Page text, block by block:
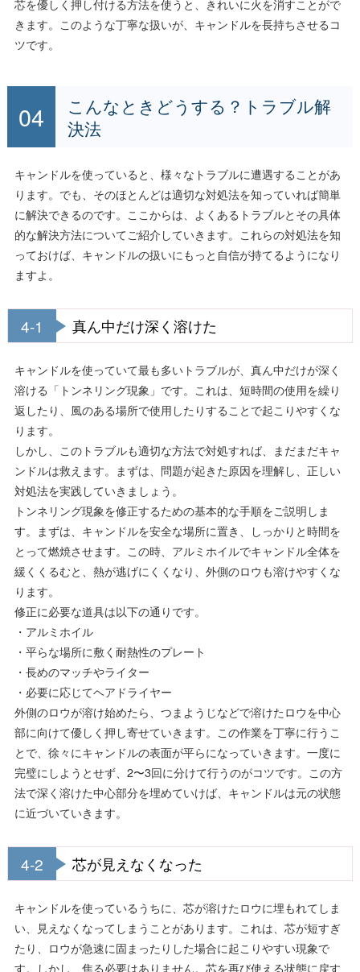
芯を優しく押し付ける方法を使うと、きれいに火を消すことがで
きます。このような丁寧な扱いが、キャンドルを長持ちさせるコ
ツです。
こんなときどうする？トラブル解
決法
キャンドルを使っていると、様々なトラブルに遭遇することがあ
ります。でも、そのほとんどは適切な対処法を知っていれば簡単
に解決できるのです。ここからは、よくあるトラブルとその具体
的な解決方法についてご紹介していきます。これらの対処法を知
っておけば、キャンドルの扱いにもっと自信が持てるようになり
ますよ。
4-1 真ん中だけ深く溶けた
キャンドルを使っていて最も多いトラブルが、真ん中だけが深く
溶ける「トンネリング現象」です。これは、短時間の使用を繰り
返したり、風のある場所で使用したりすることで起こりやすくな
ります。
しかし、このトラブルも適切な方法で対処すれば、まだまだキャ
ンドルは救えます。まずは、問題が起きた原因を理解し、正しい
対処法を実践していきましょう。
トンネリング現象を修正するための基本的な手順をご説明しま
す。まずは、キャンドルを安全な場所に置き、しっかりと時間を
とって燃焼させます。この時、アルミホイルでキャンドル全体を
緩くくるむと、熱が逃げにくくなり、外側のロウも溶けやすくな
ります。
修正に必要な道具は以下の通りです。
・アルミホイル
・平らな場所に敷く耐熱性のプレート
・長めのマッチやライター
・必要に応じてヘアドライヤー
外側のロウが溶け始めたら、つまようじなどで溶けたロウを中心
部に向けて優しく押し寄せていきます。この作業を丁寧に行うこ
とで、徐々にキャンドルの表面が平らになっていきます。一度に
完璧にしようとせず、2〜3回に分けて行うのがコツです。この方
法で深く溶けた中心部分を埋めていけば、キャンドルは元の状態
に近づいていきます。
4-2 芯が見えなくなった
キャンドルを使っているうちに、芯が溶けたロウに埋もれてしま
い、見えなくなってしまうことがあります。これは、芯が短すぎ
たり、ロウが急速に固まったりした場合に起こりやすい現象で
す。しかし、焦る必要はありません。芯を再び使える状態に戻す